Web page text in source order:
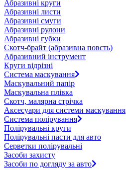
Абразивні круги
Абразивні листи
Абразивні смуги
Абразивні рулони
Абразивні губки
Скотч-брайт (абразивна повсть)
Абразивний інструмент
Круги відрізні
Система маскування
Маскувальний папір
Маскувальна плівка
Скотч, малярна стрічка
Аксесуари для системи маскування
Система полірування
Полірувальні круги
Полірувальні пасти для авто
Серветки полірувальні
Засоби захисту
Засоби по догляду за авто